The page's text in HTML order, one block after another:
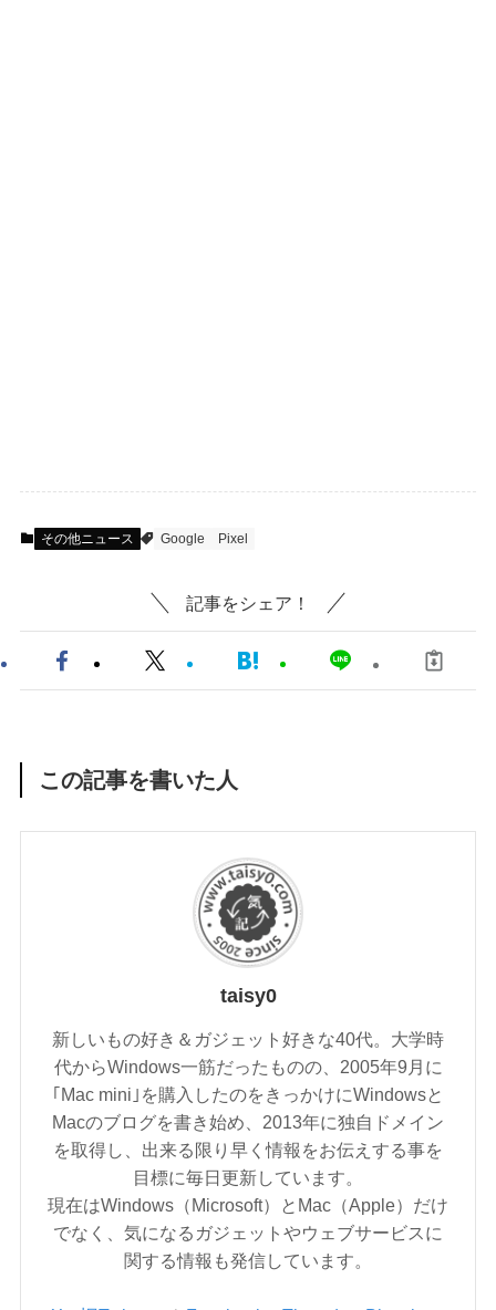
その他ニュース Google Pixel
記事をシェア！
この記事を書いた人
taisy0
新しいもの好き＆ガジェット好きな40代。大学時
代からWindows一筋だったものの、2005年9月に
｢Mac mini｣を購入したのをきっかけにWindowsと
Macのブログを書き始め、2013年に独自ドメイン
を取得し、出来る限り早く情報をお伝えする事を
目標に毎日更新しています。
現在はWindows（Microsoft）とMac（Apple）だけ
でなく、気になるガジェットやウェブサービスに
関する情報も発信しています。